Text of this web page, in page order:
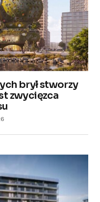
brył stworzy
zwycięzca